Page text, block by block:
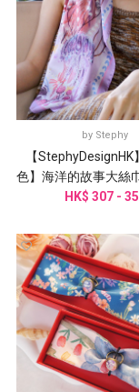
by Stephy
【
色】海洋的故事大絲
高雅禮盒
HK$ 307 -